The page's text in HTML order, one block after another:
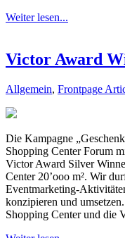
Weiter lesen...
Victor Award
Allgemein, Frontpage
Die Kampagne
Shopping Center Forum
Victor Award Silver
Center 20’ooo m². Wir
Eventmarketing-
konzipieren und
Shopping Center und